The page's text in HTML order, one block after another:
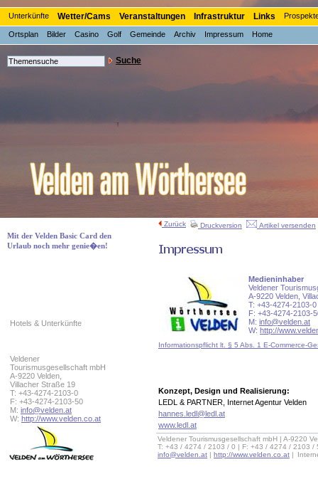
Unterkünfte Wetter/Cams Veranstaltungen Infrastruktur Links
Ortsplan Bilder Casino Golf Gemeinde Archiv Impressum Home
Mit der Velden Basic Card den
Urlaub noch mehr genie�en!
Suche
Hotels & Unterkünfte
Veldener
Tourismusgesellschaft mbH
A-9220 Velden,
Villacher Straße 19
T: +43-4274-2103-0
F: +43-4274-2103-50
M: info@velden.at
W: http://www.velden.co.at
Zurück Druckversion Artikel versenden
Medieninhaber
Veldener
A-9220 Velden,
T: +43-4274-2103-0
F: +43-4274-2103-
M: info@velden.at
W: http://
Informationspflicht lt. § 5 Abs. 1 E-Commerce-
Konzept, Design und Realisierung:
LEDL & PARTNER, Internet Agentur Velden
hannes.ledl@ledl.at
www.ledl.at
Veldener Tourismusgesellschaft mbH | A-9220
T: +43 / 4274 / 2103 / 0 | F: +43 / 4274 / 2103 /
info@velden.at | http://www.velden.co.at |